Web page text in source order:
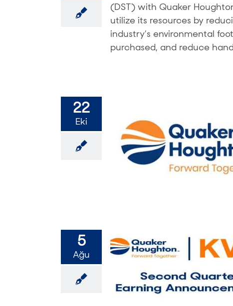
(DST) with Quaker
utilize its resources by
industry’s environmental
purchased, and reduce
22
Eki
5
Ağu